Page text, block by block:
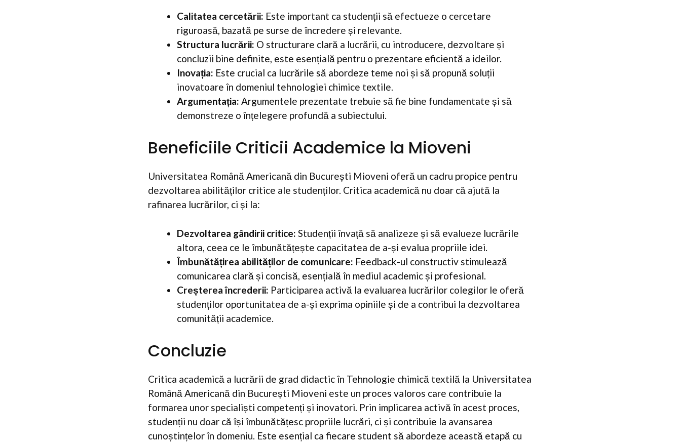
Calitatea cercetării: Este important ca studenții să efectueze o cercetare
riguroasă, bazată pe surse de încredere și relevante.
Structura lucrării: O structurare clară a lucrării, cu introducere, dezvoltare și
concluzii bine definite, este esențială pentru o prezentare eficientă a ideilor.
Inovația: Este crucial ca lucrările să abordeze teme noi și să propună soluții
inovatoare în domeniul tehnologiei chimice textile.
Argumentația: Argumentele prezentate trebuie să fie bine fundamentate și să
demonstreze o înțelegere profundă a subiectului.
Beneficiile Criticii Academice la Mioveni
Universitatea Română Americană din București Mioveni oferă un cadru propice pentru
dezvoltarea abilităților critice ale studenților. Critica academică nu doar că ajută la
rafinarea lucrărilor, ci și la:
Dezvoltarea gândirii critice: Studenții învață să analizeze și să evalueze lucrările
altora, ceea ce le îmbunătățește capacitatea de a-și evalua propriile idei.
Îmbunătățirea abilităților de comunicare: Feedback-ul constructiv stimulează
comunicarea clară și concisă, esențială în mediul academic și profesional.
Creșterea încrederii: Participarea activă la evaluarea lucrărilor colegilor le oferă
studenților oportunitatea de a-și exprima opiniile și de a contribui la dezvoltarea
comunității academice.
Concluzie
Critica academică a lucrării de grad didactic în Tehnologie chimică textilă la Universitatea
Română Americană din București Mioveni este un proces valoros care contribuie la
formarea unor specialiști competenți și inovatori. Prin implicarea activă în acest proces,
studenții nu doar că își îmbunătățesc propriile lucrări, ci și contribuie la avansarea
cunoștințelor în domeniu. Este esențial ca fiecare student să abordeze această etapă cu